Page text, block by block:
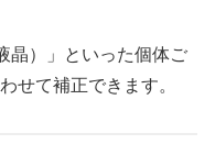
晶）」といった個体ご
せて補正できます。